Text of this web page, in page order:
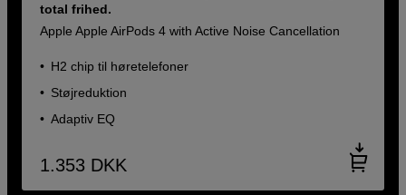
total frihed.
Apple Apple AirPods 4 with Active Noise Cancellation
H2 chip til høretelefoner
Støjreduktion
Adaptiv EQ
1.353 DKK